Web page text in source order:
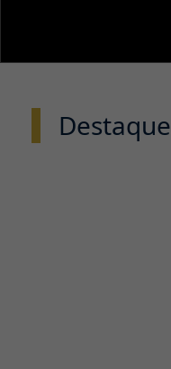
Destaque